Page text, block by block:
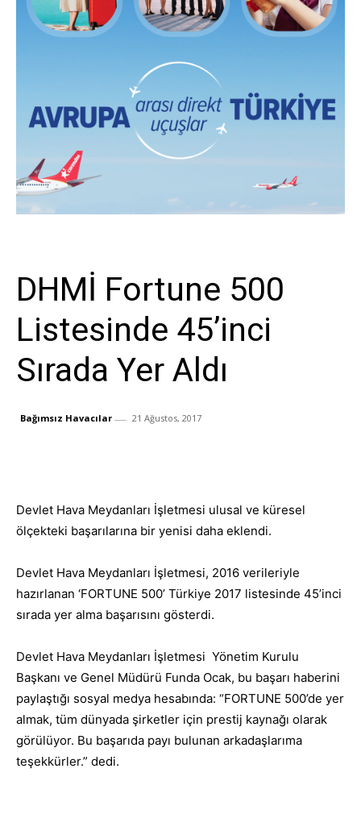
DHMİ Fortune 500
Listesinde 45’inci
Sırada Yer Aldı
Bağımsız Havacılar 21 Ağustos, 2017
Devlet Hava Meydanları İşletmesi ulusal ve küresel
ölçekteki başarılarına bir yenisi daha eklendi.
Devlet Hava Meydanları İşletmesi, 2016 verileriyle
hazırlanan ‘FORTUNE 500’ Türkiye 2017 listesinde 45’inci
sırada yer alma başarısını gösterdi.
Devlet Hava Meydanları İşletmesi Yönetim Kurulu
Başkanı ve Genel Müdürü Funda Ocak, bu başarı haberini
paylaştığı sosyal medya hesabında: “FORTUNE 500’de yer
almak, tüm dünyada şirketler için prestij kaynağı olarak
görülüyor. Bu başarıda payı bulunan arkadaşlarıma
teşekkürler.” dedi.